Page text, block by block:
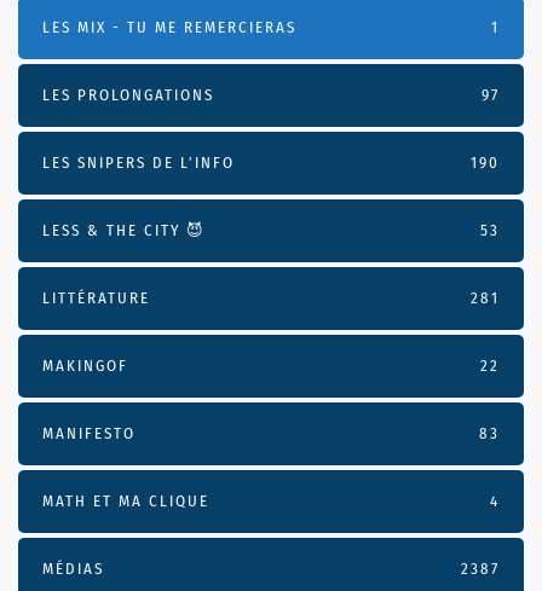
LES MIX - TU ME REMERCIERAS 1
LES PROLONGATIONS 97
LES SNIPERS DE L’INFO 190
LESS & THE CITY 😈 53
LITTÉRATURE 281
MAKINGOF 22
MANIFESTO 83
MATH ET MA CLIQUE 4
MÉDIAS 2387